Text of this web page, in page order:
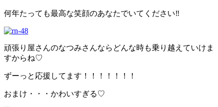
何年たっても最高な笑顔のあなたでいてください‼︎
頑張り屋さんのなつみさんならどんな時も乗り越えていけま
すからね♡
ずーっと応援してます！！！！！！！
おまけ・・・かわいすぎる♡